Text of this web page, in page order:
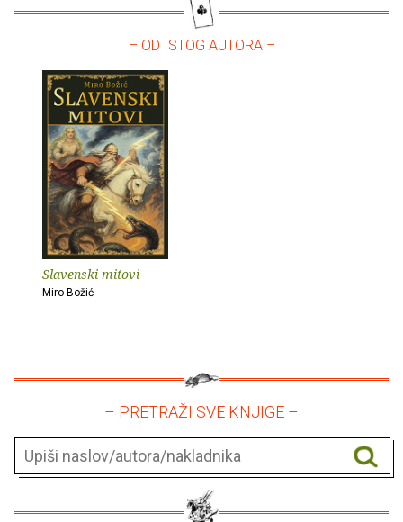
– OD ISTOG AUTORA –
Slavenski mitovi
Miro Božić
– PRETRAŽI SVE KNJIGE –